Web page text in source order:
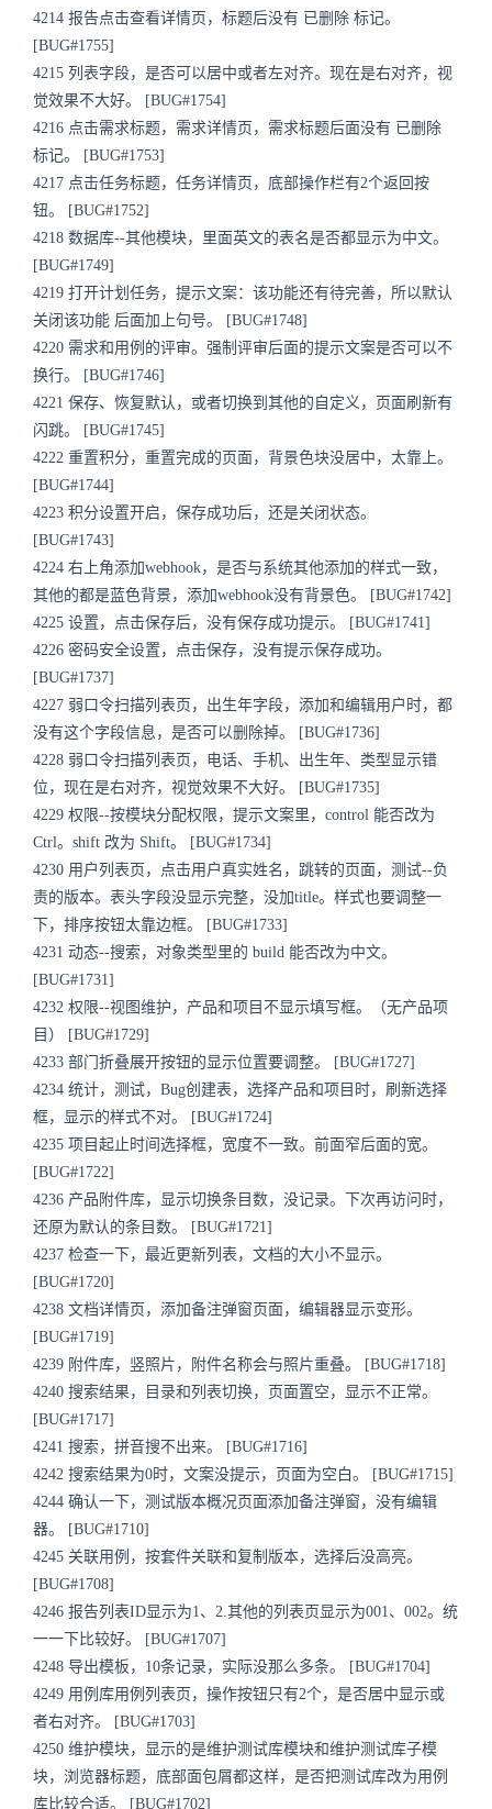
4214 报告点击查看详情页，标题后没有 已删除 标记。
[BUG#1755]
4215 列表字段，是否可以居中或者左对齐。现在是右对齐，视
觉效果不大好。 [BUG#1754]
4216 点击需求标题，需求详情页，需求标题后面没有 已删除
标记。 [BUG#1753]
4217 点击任务标题，任务详情页，底部操作栏有2个返回按
钮。 [BUG#1752]
4218 数据库--其他模块，里面英文的表名是否都显示为中文。
[BUG#1749]
4219 打开计划任务，提示文案：该功能还有待完善，所以默认
关闭该功能 后面加上句号。 [BUG#1748]
4220 需求和用例的评审。强制评审后面的提示文案是否可以不
换行。 [BUG#1746]
4221 保存、恢复默认，或者切换到其他的自定义，页面刷新有
闪跳。 [BUG#1745]
4222 重置积分，重置完成的页面，背景色块没居中，太靠上。
[BUG#1744]
4223 积分设置开启，保存成功后，还是关闭状态。
[BUG#1743]
4224 右上角添加webhook，是否与系统其他添加的样式一致，
其他的都是蓝色背景，添加webhook没有背景色。 [BUG#1742]
4225 设置，点击保存后，没有保存成功提示。 [BUG#1741]
4226 密码安全设置，点击保存，没有提示保存成功。
[BUG#1737]
4227 弱口令扫描列表页，出生年字段，添加和编辑用户时，都
没有这个字段信息，是否可以删除掉。 [BUG#1736]
4228 弱口令扫描列表页，电话、手机、出生年、类型显示错
位，现在是右对齐，视觉效果不大好。 [BUG#1735]
4229 权限--按模块分配权限，提示文案里，control 能否改为
Ctrl。shift 改为 Shift。 [BUG#1734]
4230 用户列表页，点击用户真实姓名，跳转的页面，测试--负
责的版本。表头字段没显示完整，没加title。样式也要调整一
下，排序按钮太靠边框。 [BUG#1733]
4231 动态--搜索，对象类型里的 build 能否改为中文。
[BUG#1731]
4232 权限--视图维护，产品和项目不显示填写框。（无产品项
目） [BUG#1729]
4233 部门折叠展开按钮的显示位置要调整。 [BUG#1727]
4234 统计，测试，Bug创建表，选择产品和项目时，刷新选择
框，显示的样式不对。 [BUG#1724]
4235 项目起止时间选择框，宽度不一致。前面窄后面的宽。
[BUG#1722]
4236 产品附件库，显示切换条目数，没记录。下次再访问时，
还原为默认的条目数。 [BUG#1721]
4237 检查一下，最近更新列表，文档的大小不显示。
[BUG#1720]
4238 文档详情页，添加备注弹窗页面，编辑器显示变形。
[BUG#1719]
4239 附件库，竖照片，附件名称会与照片重叠。 [BUG#1718]
4240 搜索结果，目录和列表切换，页面置空，显示不正常。
[BUG#1717]
4241 搜索，拼音搜不出来。 [BUG#1716]
4242 搜索结果为0时，文案没提示，页面为空白。 [BUG#1715]
4244 确认一下，测试版本概况页面添加备注弹窗，没有编辑
器。 [BUG#1710]
4245 关联用例，按套件关联和复制版本，选择后没高亮。
[BUG#1708]
4246 报告列表ID显示为1、2.其他的列表页显示为001、002。统
一一下比较好。 [BUG#1707]
4248 导出模板，10条记录，实际没那么多条。 [BUG#1704]
4249 用例库用例列表页，操作按钮只有2个，是否居中显示或
者右对齐。 [BUG#1703]
4250 维护模块，显示的是维护测试库模块和维护测试库子模
块，浏览器标题，底部面包屑都这样，是否把测试库改为用例
库比较合适。 [BUG#1702]